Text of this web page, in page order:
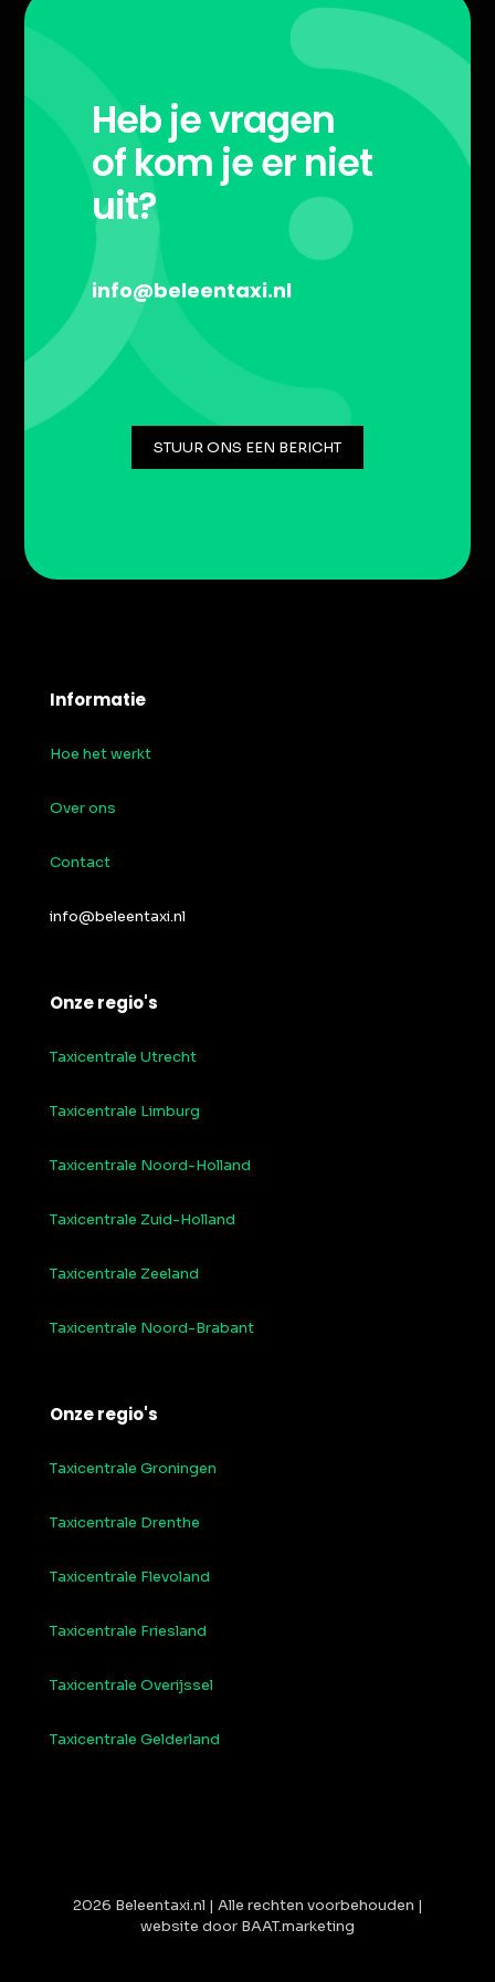
Heb je vragen
of kom je er niet
uit?
info@beleentaxi.nl
STUUR ONS EEN BERICHT
Informatie
Hoe het werkt
Over ons
Contact
info@beleentaxi.nl
Onze regio's
Taxicentrale Utrecht
Taxicentrale Limburg
Taxicentrale Noord-Holland
Taxicentrale Zuid-Holland
Taxicentrale Zeeland
Taxicentrale Noord-Brabant
Onze regio's
Taxicentrale Groningen
Taxicentrale Drenthe
Taxicentrale Flevoland
Taxicentrale Friesland
Taxicentrale Overijssel
Taxicentrale Gelderland
2026 Beleentaxi.nl | Alle rechten voorbehouden |
website door BAAT.marketing